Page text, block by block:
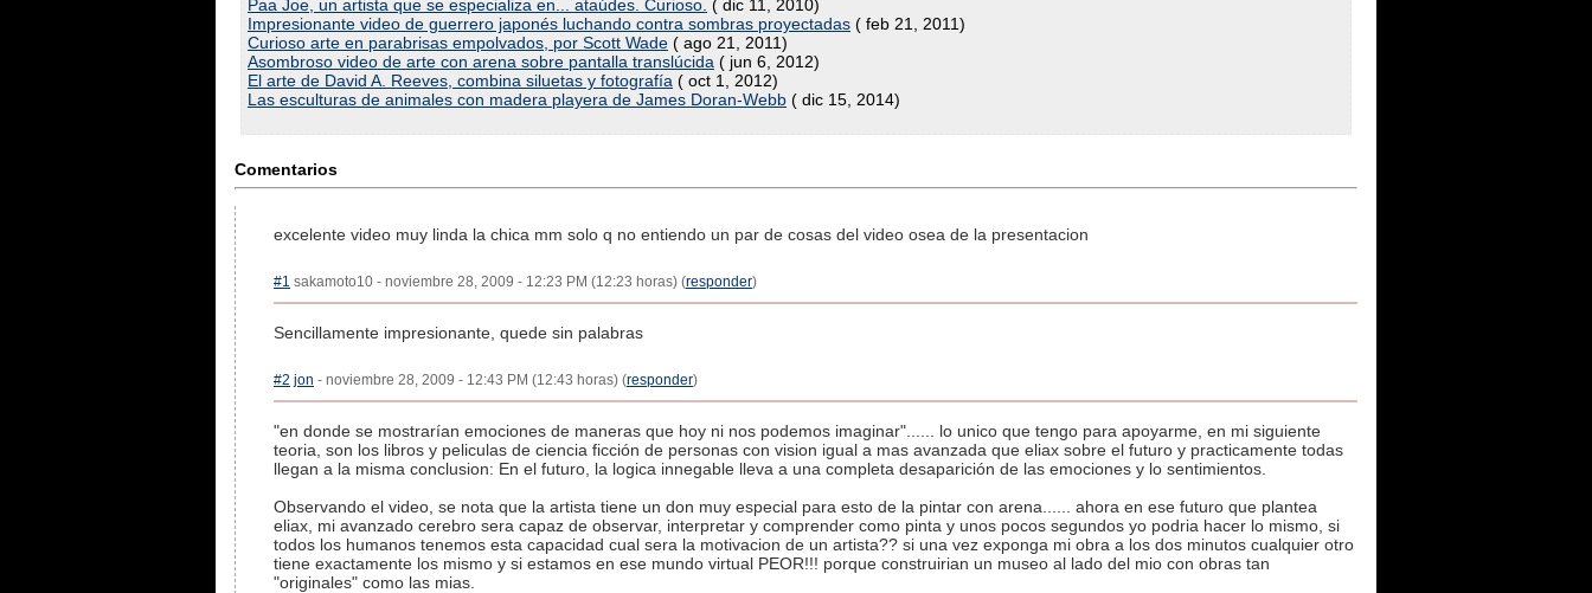
Paa Joe, un artista que se especializa en... ataúdes. Curioso. ( dic 11, 2010)
Impresionante video de guerrero japonés luchando contra sombras proyectadas ( feb 21, 2011)
Curioso arte en parabrisas empolvados, por Scott Wade ( ago 21, 2011)
Asombroso video de arte con arena sobre pantalla translúcida ( jun 6, 2012)
El arte de David A. Reeves, combina siluetas y fotografía ( oct 1, 2012)
Las esculturas de animales con madera playera de James Doran-Webb ( dic 15, 2014)
Comentarios
excelente video muy linda la chica mm solo q no entiendo un par de cosas del video osea de la presentacion
#1 sakamoto10 - noviembre 28, 2009 - 12:23 PM (12:23 horas) (responder)
Sencillamente impresionante, quede sin palabras
#2 jon - noviembre 28, 2009 - 12:43 PM (12:43 horas) (responder)
"en donde se mostrarían emociones de maneras que hoy ni nos podemos imaginar"...... lo unico que tengo para apoyarme, en mi siguiente
teoria, son los libros y peliculas de ciencia ficción de personas con vision igual a mas avanzada que eliax sobre el futuro y practicamente todas
llegan a la misma conclusion: En el futuro, la logica innegable lleva a una completa desaparición de las emociones y lo sentimientos.
Observando el video, se nota que la artista tiene un don muy especial para esto de la pintar con arena...... ahora en ese futuro que plantea
eliax, mi avanzado cerebro sera capaz de observar, interpretar y comprender como pinta y unos pocos segundos yo podria hacer lo mismo, si
todos los humanos tenemos esta capacidad cual sera la motivacion de un artista?? si una vez exponga mi obra a los dos minutos cualquier otro
tiene exactamente los mismo y si estamos en ese mundo virtual PEOR!!! porque construirian un museo al lado del mio con obras tan
"originales" como las mias.